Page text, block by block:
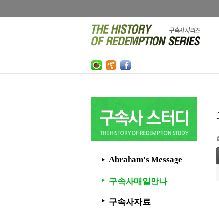
▶ Abraham's Message
▶ 구속사매일만나
▶ 구속사자료